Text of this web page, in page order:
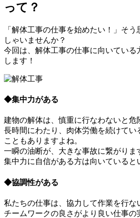
って？
「解体工事の仕事を始めたい！」そ
しゃいませんか？
今回は、解体工事の仕事に向いている
します！
◆集中力がある
建物の解体は、慎重に行なわないと危
長時間にわたり、肉体労働を続けてい
こともありますよね。
一瞬の油断が、大きな事故に繋がりま
集中力に自信がある方は向いていると
◆協調性がある
私たちの仕事は、協力して作業を行な
チームワークの良さがより良い仕事の